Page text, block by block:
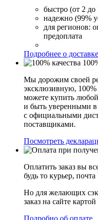
быстро (от 2 до
надежно (99%
для регионов:
предоплата
Подробнее о доставке
Мы дорожим своей
эксклюзивную,
можете купить
и быть уверенными в
с официальными
поставщиками.
Посмотреть
Оплатить заказ вы
будь то курьер,
Но для желающих
заказ на сайте
Подробно об оплате